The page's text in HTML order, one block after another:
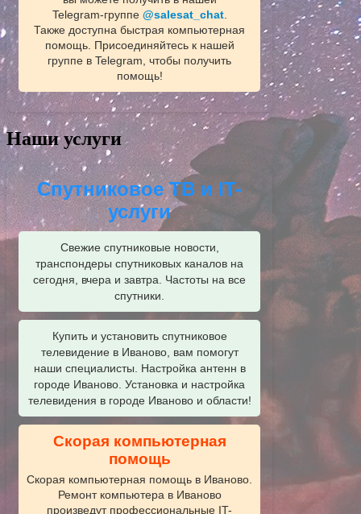
Telegram‑группе @salesat_chat.
Также доступна быстрая компьютерная
помощь. Присоединяйтесь к нашей
группе в Telegram, чтобы получить
помощь!
Наши услуги
Спутниковое ТВ и IT-
услуги
Свежие спутниковые новости,
транспондеры спутниковых каналов на
сегодня, вчера и завтра. Частоты на все
спутники.
Купить и установить спутниковое
телевидение в Иваново, вам помогут
наши специалисты. Настройка антенн в
городе Иваново. Установка и настройка
телевидения в городе Иваново и области!
Скорая компьютерная
помощь
Скорая компьютерная помощь в Иваново.
Ремонт компьютера в Иваново
произведут профессиональные IT-